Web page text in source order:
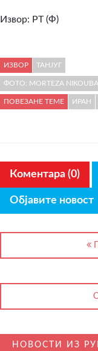
Извор: РТ (Ф)
ИЗВОР ТАНЈУГ
ФОТО: MORTEZA
ПОВЕЗАНЕ ТЕМЕ ИРАН
Коментара (0)
Објавите новост
НОВОСТИ ИЗ